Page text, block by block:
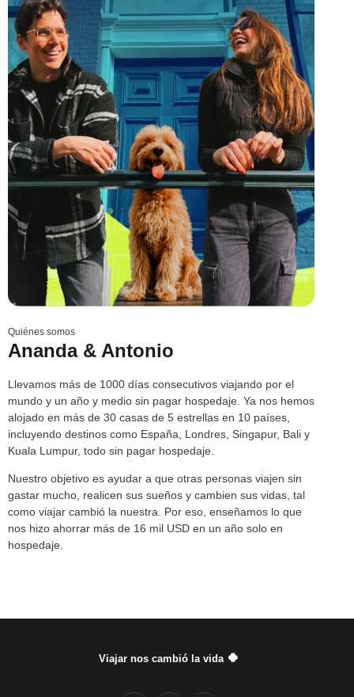
Quiénes somos
Ananda & Antonio
Llevamos más de 1000 días consecutivos viajando por el
mundo y un año y medio sin pagar hospedaje. Ya nos hemos
alojado en más de 30 casas de 5 estrellas en 10 países,
incluyendo destinos como España, Londres, Singapur, Bali y
Kuala Lumpur, todo sin pagar hospedaje.
Nuestro objetivo es ayudar a que otras personas viajen sin
gastar mucho, realicen sus sueños y cambien sus vidas, tal
como viajar cambió la nuestra. Por eso, enseñamos lo que
nos hizo ahorrar más de 16 mil USD en un año solo en
hospedaje.
Viajar nos cambió la vida🍀